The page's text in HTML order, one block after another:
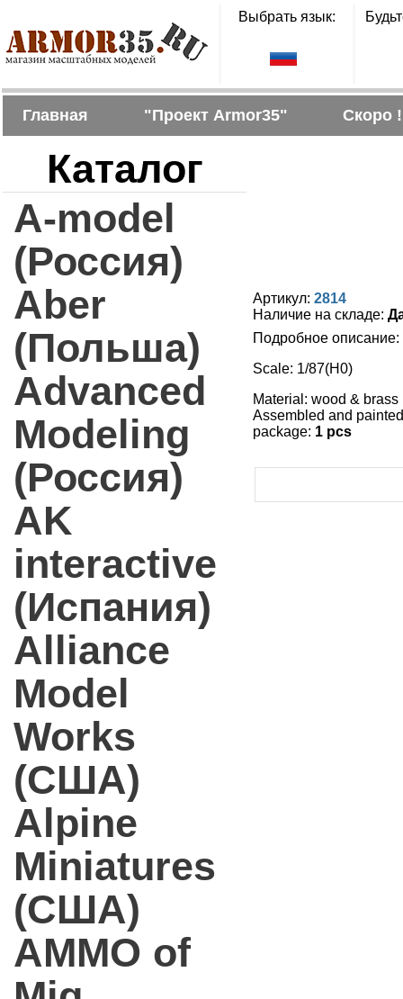
Выбрать язык:
Главная "Проект Armor35" Скоро !
Каталог
A-model
(Россия)
Aber
(Польша)
Advanced
Modeling
(Россия)
AK
interactive
(Испания)
Alliance
Model
Works
(США)
Alpine
Miniatures
(США)
AMMO of
Артикул: 2814
Наличие на складе:
Подробное описание:
Scale: 1/87(H0)
Material: wood & brass
Assembled and painted
package: 1 pcs